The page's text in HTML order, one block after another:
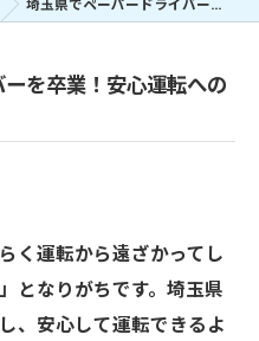
埼玉県でペーパードライバーを卒業！安心運転への道を完全ガイド
を卒業！安心運転への
く運転から遠ざかってし
となりがちです。埼玉県
、安心して運転できるよ